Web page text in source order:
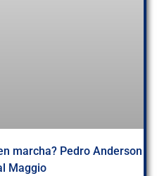
marcha? Pedro Anderson
Maggio